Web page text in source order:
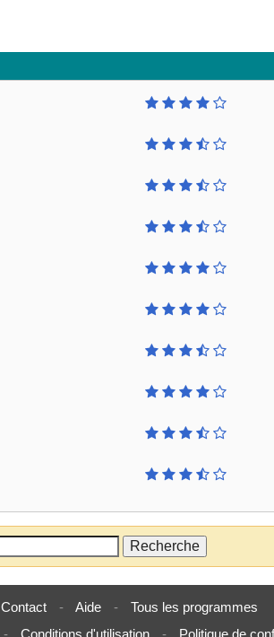
Contact - Aide -
Tous les programmes